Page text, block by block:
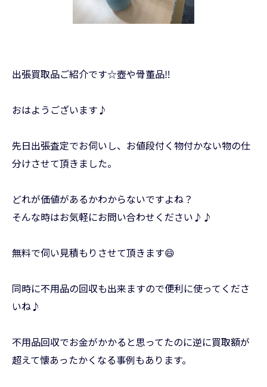
出張買取品ご紹介です☆壺や骨董品‼️
おはようございます♪
先日出張査定でお伺いし、お値段付く物付かない物の仕
分けさせて頂きました。
どれが価値があるかわからないですよね？
そんな時はお気軽にお問い合わせください♪♪
無料で伺い見積もりさせて頂きます😄
同時に不用品の回収も出来ますので便利に使ってくださ
いね♪
不用品回収でお金がかかると思ってたのに逆に買取額が
超えて懐あったかくなる事例もあります。